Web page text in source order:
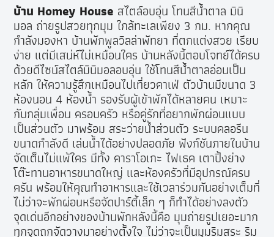
บ้าน Homey House สไตล์อบอุ่น โทนสีน้ำตาล มินิ
มอล ถ่ายรูปสวยทุกมุม ใกล้ทะเลเพียง 3 กม. หากคุณ
กำลังมองหา บ้านพักพูลวิลล่าพัทยา ที่ตกแต่งสวย เรียบ
ง่าย แต่มีเสน่ห์ไม่เหมือนใคร บ้านหลังนี้ตอบโจทย์ได้ครบ
ด้วยดีไซน์สไตล์มินิมอลอบอุ่น ใช้โทนสีน้ำตาลอ่อนเป็น
หลัก ให้ความรู้สึกเหมือนไปเที่ยวคาเฟ่ ตัวบ้านมีขนาด 3
ห้องนอน 4 ห้องน้ำ รองรับผู้เข้าพักได้หลายคน เหมาะ
กับกลุ่มเพื่อน ครอบครัว หรือคู่รักที่อยากพักผ่อนแบบ
เป็นส่วนตัว มาพร้อม สระว่ายน้ำส่วนตัว ระบบคลอรีน
ขนาดกำลังดี เล่นน้ำได้อย่างปลอดภัย ฟังก์ชันภายในบ้าน
จัดเต็มไม่แพ้ใคร มีทั้ง คาราโอเกะ ไฟเธค เตาปิ้งย่าง
โต๊ะทานอาหารขนาดใหญ่ และห้องครัวที่มีอุปกรณ์ครบ
ครัน พร้อมให้คุณทำอาหารและใช้เวลาร่วมกันอย่างเต็มที่
ไม่ว่าจะพักผ่อนหรือจัดปาร์ตี้เล็ก ๆ ก็ทำได้อย่างลงตัว
จุดเด่นอีกอย่างของบ้านพักหลังนี้คือ มุมถ่ายรูปเยอะมาก
ทุกจุดถูกจัดวางมาอย่างตั้งใจ ไม่ว่าจะเป็นมุมริมสระ ริม